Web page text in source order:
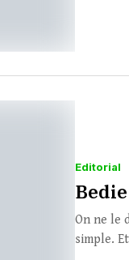
Editorial
On ne le
simple.